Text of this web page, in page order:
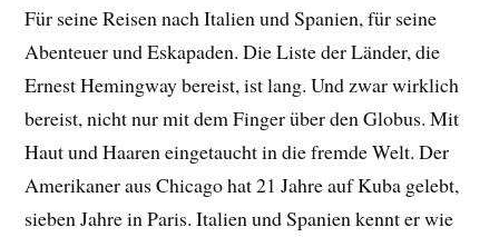
Für seine Reisen nach Italien und Spanien, für seine
Abenteuer und Eskapaden. Die Liste der Länder, die
Ernest Hemingway bereist, ist lang. Und zwar wirklich
bereist, nicht nur mit dem Finger über den Globus. Mit
Haut und Haaren eingetaucht in die fremde Welt. Der
Amerikaner aus Chicago hat 21 Jahre auf Kuba gelebt,
sieben Jahre in Paris. Italien und Spanien kennt er wie